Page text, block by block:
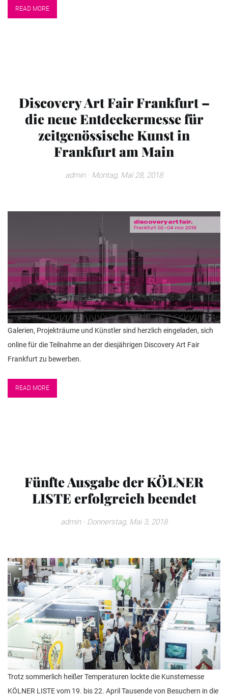
READ MORE
Discovery Art Fair Frankfurt –
die neue Entdeckermesse für
zeitgenössische Kunst in
Frankfurt am Main
admin· Montag, Mai 28, 2018
Galerien, Projekträume und Künstler sind herzlich eingeladen, sich
online für die Teilnahme an der diesjährigen Discovery Art Fair
Frankfurt zu bewerben.
READ MORE
Fünfte Ausgabe der KÖLNER
LISTE erfolgreich beendet
admin· Donnerstag, Mai 3, 2018
Trotz sommerlich heißer Temperaturen lockte die Kunstemesse
KÖLNER LISTE vom 19. bis 22. April Tausende von Besuchern in die